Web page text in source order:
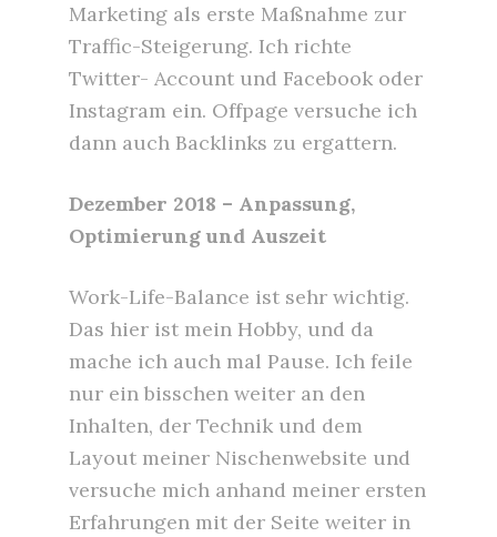
Marketing als erste Maßnahme zur
Traffic-Steigerung. Ich richte
Twitter- Account und Facebook oder
Instagram ein. Offpage versuche ich
dann auch Backlinks zu ergattern.
Dezember 2018 – Anpassung,
Optimierung und Auszeit
Work-Life-Balance ist sehr wichtig.
Das hier ist mein Hobby, und da
mache ich auch mal Pause. Ich feile
nur ein bisschen weiter an den
Inhalten, der Technik und dem
Layout meiner Nischenwebsite und
versuche mich anhand meiner ersten
Erfahrungen mit der Seite weiter in